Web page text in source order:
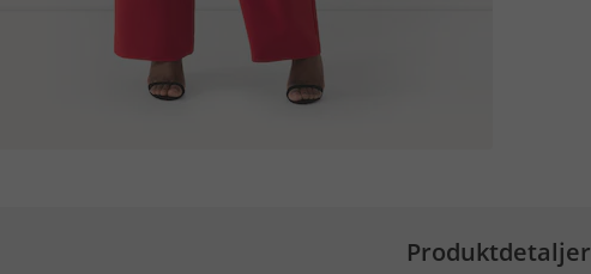
Produktdetaljer